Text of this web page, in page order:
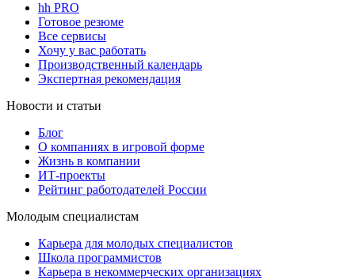
hh PRO
Готовое резюме
Все сервисы
Хочу у вас работать
Производственный календарь
Экспертная рекомендация
Новости и статьи
Блог
О компаниях в игровой форме
Жизнь в компании
ИТ-проекты
Рейтинг работодателей России
Молодым специалистам
Карьера для молодых специалистов
Школа программистов
Карьера в некоммерческих организациях